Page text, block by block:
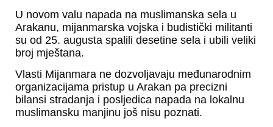
U novom valu napada na muslimanska sela u
Arakanu, mijanmarska vojska i budistički militanti
su od 25. augusta spalili desetine sela i ubili veliki
broj mještana.
Vlasti Mijanmara ne dozvoljavaju međunarodnim
organizacijama pristup u Arakan pa precizni
bilansi stradanja i posljedica napada na lokalnu
muslimansku manjinu još nisu poznati.